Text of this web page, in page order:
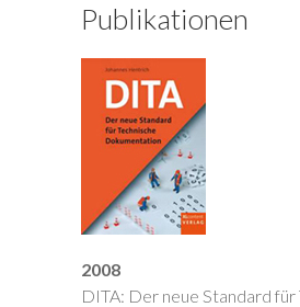
Publikationen
2008
DITA: Der neue Standard für